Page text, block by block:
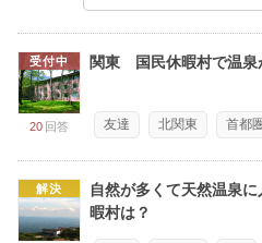
受付中
20 回答
関東 国民休暇村で温泉
友達 北関東 首都圏
解決
自然が多くて天然温泉
暇村は？